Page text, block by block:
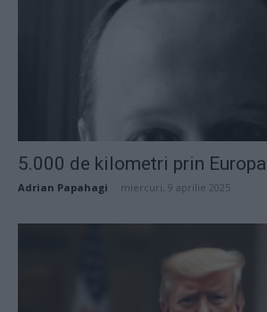
5.000 de kilometri prin Europa
Adrian Papahagi miercuri, 9 aprilie 2025